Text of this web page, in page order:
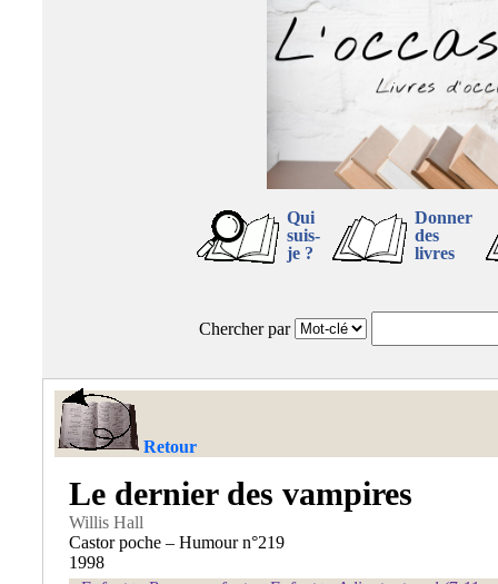
Qui
suis-
je ?
Donner
des
livres
Chercher par
Retour
Le dernier des vampires
Willis Hall
Castor poche – Humour n°219
1998